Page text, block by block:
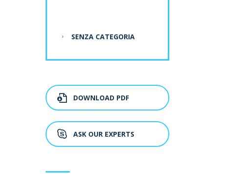
SENZA CATEGORIA
DOWNLOAD PDF
ASK OUR EXPERTS